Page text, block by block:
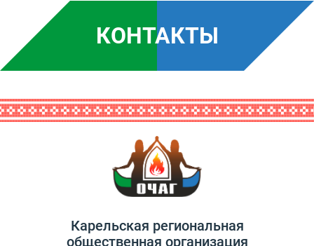
КОНТАКТЫ
Карельская региональная
общественная организация